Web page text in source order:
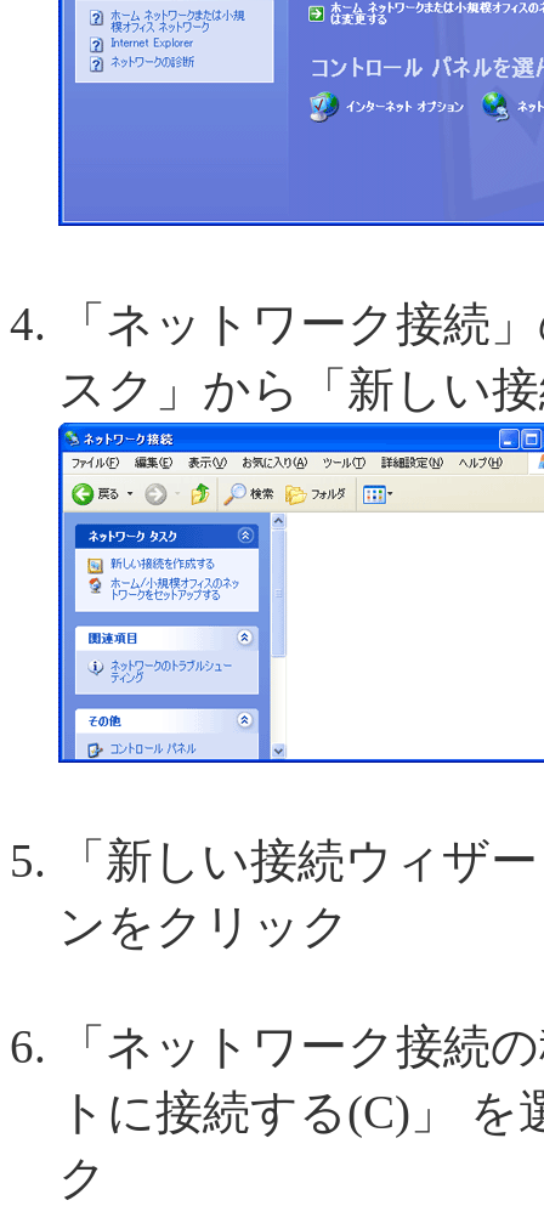
「ネットワーク接続
スク」から「新しい
「新しい接続ウィザ
ンをクリック
「ネットワーク接続
トに接続する(C)」
ク